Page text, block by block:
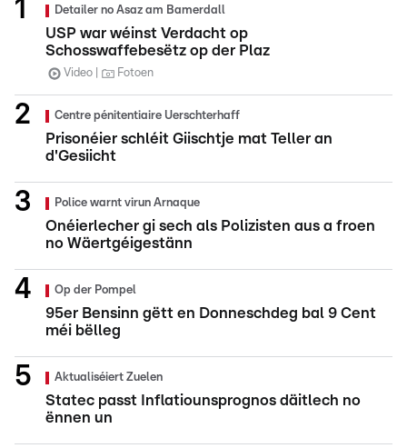
Detailer no Asaz am Bamerdall
USP war wéinst Verdacht op
Schosswaffebesëtz op der Plaz
Video Fotoen
Centre pénitentiaire Uerschterhaff
Prisonéier schléit Giischtje mat Teller an
d'Gesiicht
Police warnt virun Arnaque
Onéierlecher gi sech als Polizisten aus a froen
no Wäertgéigestänn
Op der Pompel
95er Bensinn gëtt en Donneschdeg bal 9 Cent
méi bëlleg
Aktualiséiert Zuelen
Statec passt Inflatiounsprognos däitlech no
ënnen un